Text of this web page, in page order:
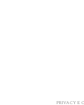
PRIVACY E